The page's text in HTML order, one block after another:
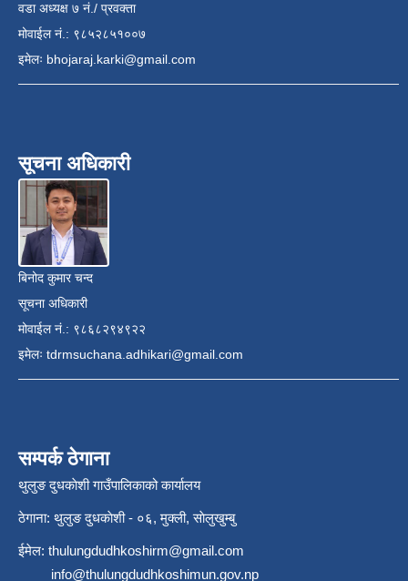
वडा अध्यक्ष ७ नं./ प्रवक्ता
मोवाईल नं.: ९८५२८५१००७
इमेलः bhojaraj.karki@gmail.com
सूचना अधिकारी
बिनोद कुमार चन्द
सूचना अधिकारी
मोवाईल नं.: ९८६८२९४९२२
इमेलः tdrmsuchana.adhikari@gmail.com
सम्पर्क ठेगाना
थुलुङ दुधकाेशी गाउँपालिकाको कार्यालय
ठेगाना: थुलुङ दुधकाेशी - ०६, मुक्ली, साेलुखुम्बु
ईमेल: thulungdudhkoshirm@gmail.com
info@thulungdudhkoshimun.gov.np